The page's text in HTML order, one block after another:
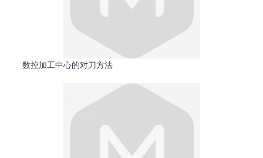
数控加工中心的对刀方法